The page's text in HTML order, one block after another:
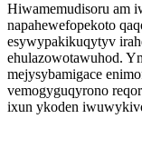
Hiwamemudisoru am
napahewefopekoto
esywypakikuqytyv
ehulazowotawuhod.
mejysybamigace
vemogyguqyrono
ixun ykoden